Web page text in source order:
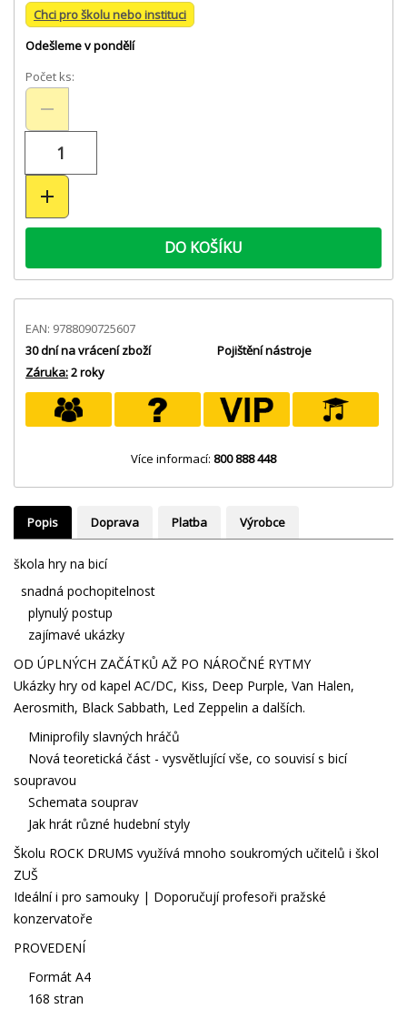
Chci pro školu nebo instituci
Odešleme v pondělí
Počet ks:
DO KOŠÍKU
EAN: 9788090725607
30 dní na vrácení zboží
Záruka:2 roky
Pojištění nástroje
Více informací: 800 888 448
Popis Doprava Platba Výrobce
škola hry na bicí
snadná pochopitelnost
plynulý postup
zajímavé ukázky
OD ÚPLNÝCH ZAČÁTKŮ AŽ PO NÁROČNÉ RYTMY
Ukázky hry od kapel AC/DC, Kiss, Deep Purple, Van Halen,
Aerosmith, Black Sabbath, Led Zeppelin a dalších.
Miniprofily slavných hráčů
Nová teoretická část - vysvětlující vše, co souvisí s bicí
soupravou
Schemata souprav
Jak hrát různé hudební styly
Školu ROCK DRUMS využívá mnoho soukromých učitelů i škol
ZUŠ
Ideální i pro samouky | Doporučují profesoři pražské
konzervatoře
PROVEDENÍ
Formát A4
168 stran